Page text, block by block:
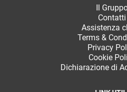
Il
Contatti
Assistenza
Terms &
Privacy
Cookie
Dichiarazione di